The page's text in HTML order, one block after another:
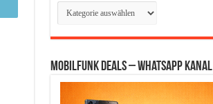
Kategorien
Mobilfunk Deals – WhatsApp Kanal